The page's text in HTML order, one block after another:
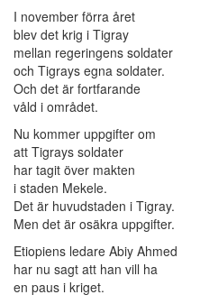
I november förra året
blev det krig i Tigray
mellan regeringens soldater
och Tigrays egna soldater.
Och det är fortfarande
våld i området.
Nu kommer uppgifter om
att Tigrays soldater
har tagit över makten
i staden Mekele.
Det är huvudstaden i Tigray.
Men det är osäkra uppgifter.
Etiopiens ledare Abiy Ahmed
har nu sagt att han vill ha
en paus i kriget.